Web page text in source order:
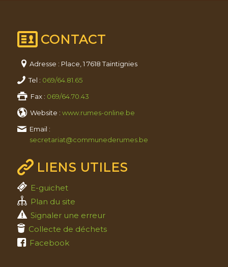
CONTACT
Adresse : Place, 1 7618 Taintignies
Tel : 069/64.81.65
Fax : 069/64.70.43
Website :www.rumes-online.be
Email :
secretariat@communederumes.be
LIENS UTILES
E-guichet
Plan du site
Signaler une erreur
Collecte de déchets
Facebook